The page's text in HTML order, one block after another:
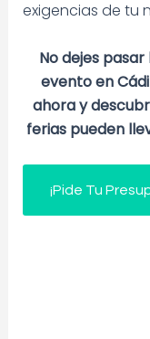
exigencias de tu
No dejes
evento en
ahora y
ferias pueden
¡Pide Tu